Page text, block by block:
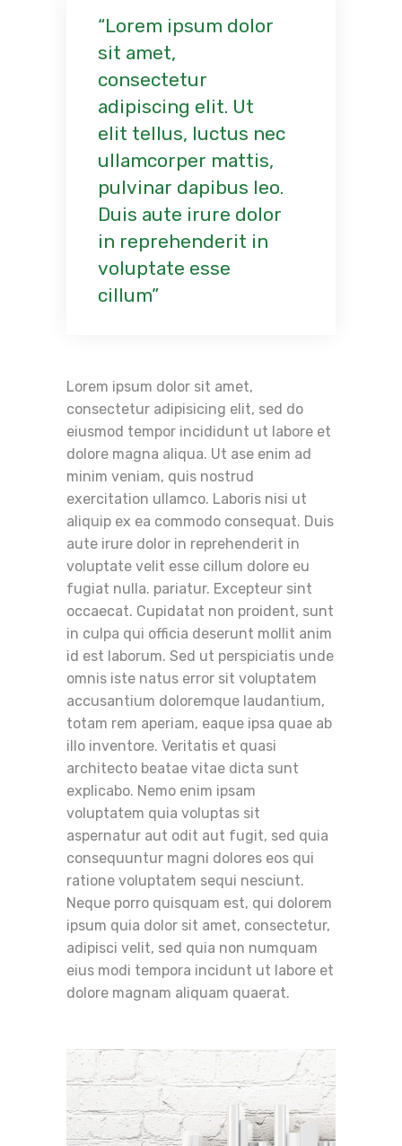
Lorem ipsum dolor
sit amet,
consectetur
adipiscing elit. Ut
elit tellus, luctus nec
ullamcorper mattis,
pulvinar dapibus leo.
Duis aute irure dolor
in reprehenderit in
voluptate esse
cillum
Lorem ipsum dolor sit amet,
consectetur adipisicing elit, sed do
eiusmod tempor incididunt ut labore et
dolore magna aliqua. Ut ase enim ad
minim veniam, quis nostrud
exercitation ullamco. Laboris nisi ut
aliquip ex ea commodo consequat. Duis
aute irure dolor in reprehenderit in
voluptate velit esse cillum dolore eu
fugiat nulla. pariatur. Excepteur sint
occaecat. Cupidatat non proident, sunt
in culpa qui officia deserunt mollit anim
id est laborum. Sed ut perspiciatis unde
omnis iste natus error sit voluptatem
accusantium doloremque laudantium,
totam rem aperiam, eaque ipsa quae ab
illo inventore. Veritatis et quasi
architecto beatae vitae dicta sunt
explicabo. Nemo enim ipsam
voluptatem quia voluptas sit
aspernatur aut odit aut fugit, sed quia
consequuntur magni dolores eos qui
ratione voluptatem sequi nesciunt.
Neque porro quisquam est, qui dolorem
ipsum quia dolor sit amet, consectetur,
adipisci velit, sed quia non numquam
eius modi tempora incidunt ut labore et
dolore magnam aliquam quaerat.